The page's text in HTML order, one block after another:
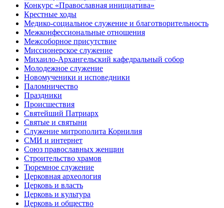
Конкурс «Православная инициатива»
Крестные ходы
Медико-социальное служение и благотворительность
Межконфессиональные отношения
Межсоборное присутствие
Миссионерское служение
Михаило-Архангельский кафедральный собор
Молодежное служение
Новомученики и исповедники
Паломничество
Праздники
Происшествия
Святейший Патриарх
Святые и святыни
Служение митрополита Корнилия
СМИ и интернет
Союз православных женщин
Строительство храмов
Тюремное служение
Церковная археология
Церковь и власть
Церковь и культура
Церковь и общество